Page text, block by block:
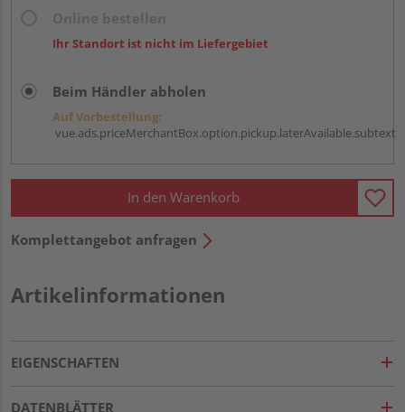
Ihr Standort ist nicht im Liefergebiet
Beim Händler abholen
Auf Vorbestellung:
vue.ads.priceMerchantBox.option.pickup.laterAvailable.subtext
In den Warenkorb
Komplettangebot anfragen
Artikelinformationen
EIGENSCHAFTEN
DATENBLÄTTER